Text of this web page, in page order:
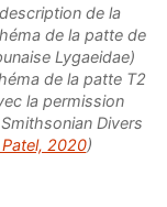
de la
de la patte de
Lygaeidae)
de la patte T2
la permission
Divers
2020)